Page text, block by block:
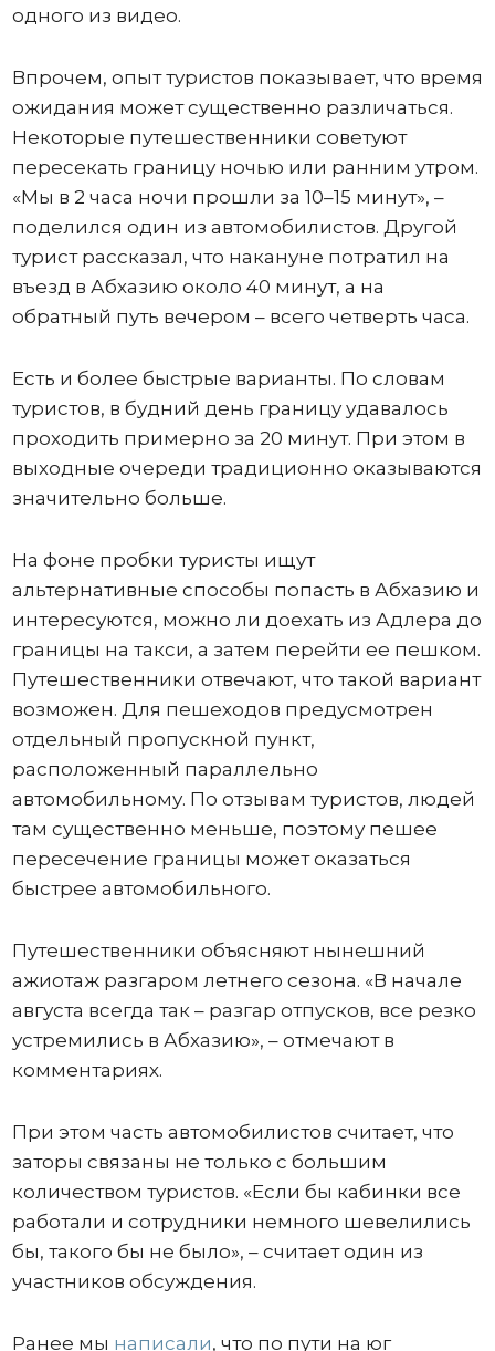
одного из видео.
Впрочем, опыт туристов показывает, что время
ожидания может существенно различаться.
Некоторые путешественники советуют
пересекать границу ночью или ранним утром.
«Мы в 2 часа ночи прошли за 10–15 минут», –
поделился один из автомобилистов. Другой
турист рассказал, что накануне потратил на
въезд в Абхазию около 40 минут, а на
обратный путь вечером – всего четверть часа.
Есть и более быстрые варианты. По словам
туристов, в будний день границу удавалось
проходить примерно за 20 минут. При этом в
выходные очереди традиционно оказываются
значительно больше.
На фоне пробки туристы ищут
альтернативные способы попасть в Абхазию и
интересуются, можно ли доехать из Адлера до
границы на такси, а затем перейти ее пешком.
Путешественники отвечают, что такой вариант
возможен. Для пешеходов предусмотрен
отдельный пропускной пункт,
расположенный параллельно
автомобильному. По отзывам туристов, людей
там существенно меньше, поэтому пешее
пересечение границы может оказаться
быстрее автомобильного.
Путешественники объясняют нынешний
ажиотаж разгаром летнего сезона. «В начале
августа всегда так – разгар отпусков, все резко
устремились в Абхазию», – отмечают в
комментариях.
При этом часть автомобилистов считает, что
заторы связаны не только с большим
количеством туристов. «Если бы кабинки все
работали и сотрудники немного шевелились
бы, такого бы не было», – считает один из
участников обсуждения.
Ранее мы написали, что по пути на юг